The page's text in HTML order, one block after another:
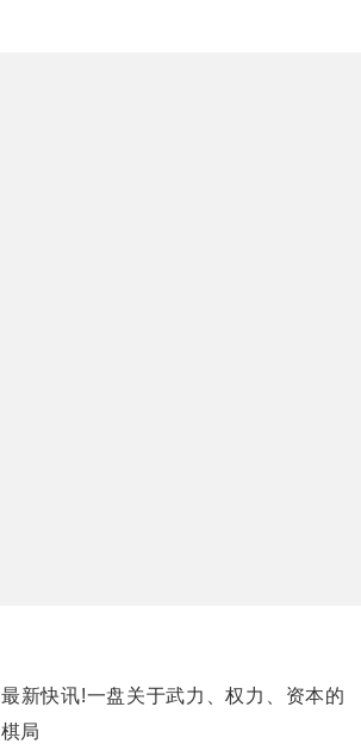
最新快讯!一盘关于武力、权力、资本的
棋局